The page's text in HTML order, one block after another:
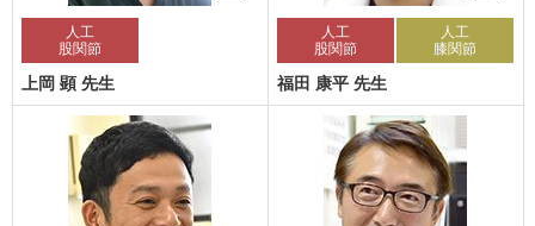
人工
股関節
上岡 顕 先生
人工
股関節
人工
膝関節
福田 康平 先生